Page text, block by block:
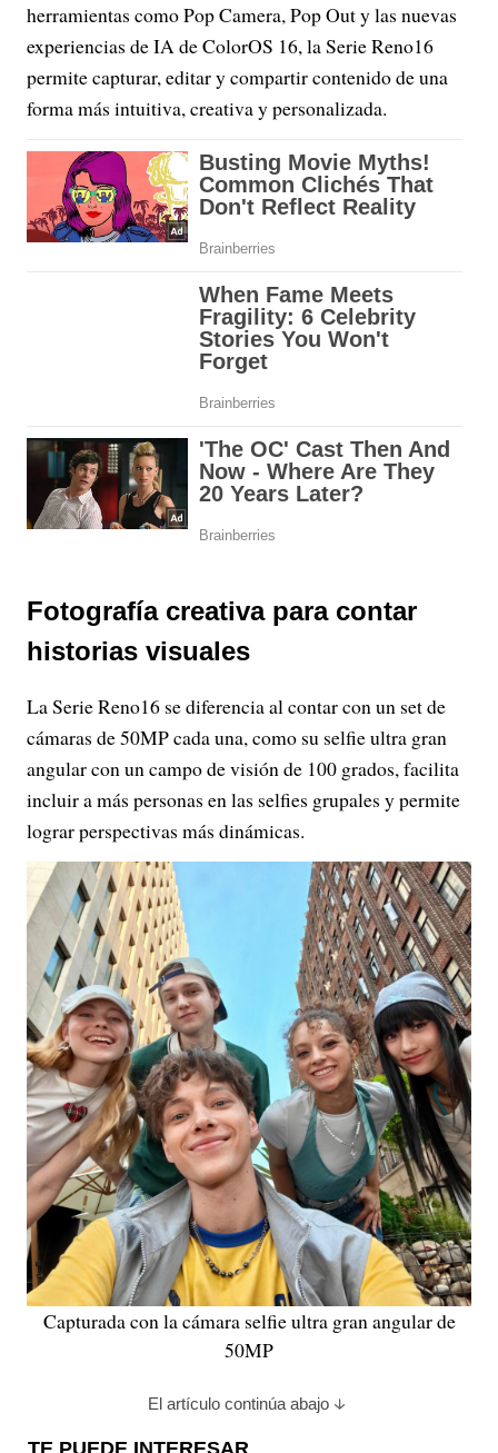
herramientas como Pop Camera, Pop Out y las nuevas
experiencias de IA de ColorOS 16, la Serie Reno16
permite capturar, editar y compartir contenido de una
forma más intuitiva, creativa y personalizada.
Fotografía creativa para contar
historias visuales
La Serie Reno16 se diferencia al contar con un set de
cámaras de 50MP cada una, como su selfie ultra gran
angular con un campo de visión de 100 grados, facilita
incluir a más personas en las selfies grupales y permite
lograr perspectivas más dinámicas.
Capturada con la cámara selfie ultra gran angular de
50MP
El artículo continúa abajo